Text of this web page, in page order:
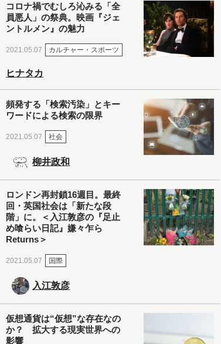
コロナ禍でむしろ沁みる「全
員悪人」の祭典。映画『ジェ
ントルメン』の魅力
2021.05.07 カルチャー・スポーツ
ヒナタカ
頻発する「検索汚染」とキー
ワードによる検索の限界
2021.05.07 社会
柳井政和
ロンドン再封鎖16週目。最終
回・英国社会は「新たな段
階」に。＜入江敦彦の『足止
め喰らい日記』嫌々乍ら
Returns＞
2021.05.07 国際
入江敦彦
仮想通貨は“仮想”な存在なの
か？ 拡大する現実世界への
影響